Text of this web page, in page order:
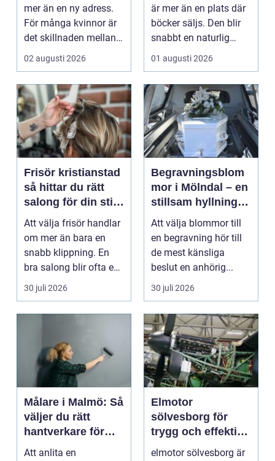
mer än en ny adress.
För många kvinnor är
det skillnaden mellan
att överleva o...
02 augusti 2026
är mer än en plats där
böcker säljs. Den blir
snabbt en naturlig
mötesplats för...
01 augusti 2026
Frisör kristianstad
så hittar du rätt
salong för din stil
och vardag
Att välja frisör handlar
om mer än bara en
snabb klippning. En
bra salong blir ofta en
trygg punkt i...
30 juli 2026
Begravningsblom
mor i Mölndal – en
stillsam hyllning i
livets svåraste
stund
Att välja blommor till
en begravning hör till
de mest känsliga
beslut en anhörig...
30 juli 2026
Målare i Malmö: Så
väljer du rätt
hantverkare för
hem och fasad
Att anlita en
Elmotor
sölvesborg för
trygg och effektiv
drift
elmotor sölvesborg är